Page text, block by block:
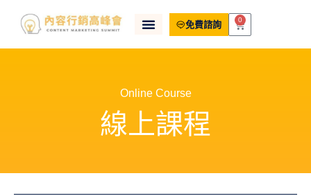
免費諮詢 0
Online Course
線上課程